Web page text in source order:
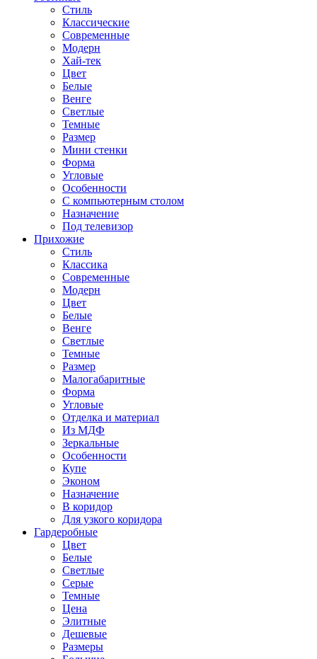
Стиль
Классические
Современные
Модерн
Хай-тек
Цвет
Белые
Венге
Светлые
Темные
Размер
Мини стенки
Форма
Угловые
Особенности
С компьютерным столом
Назначение
Под телевизор
Прихожие
Стиль
Классика
Современные
Модерн
Цвет
Белые
Венге
Светлые
Темные
Размер
Малогабаритные
Форма
Угловые
Отделка и материал
Из МДФ
Зеркальные
Особенности
Купе
Эконом
Назначение
В коридор
Для узкого коридора
Гардеробные
Цвет
Белые
Светлые
Серые
Темные
Цена
Элитные
Дешевые
Размеры